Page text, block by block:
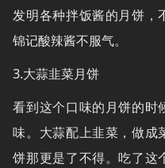
发明各种拌饭酱的月饼，
锦记酸辣酱不服气。
3.大蒜韭菜月饼
看到这个口味的月饼的时
味。大蒜配上韭菜，做成
饼那更是了不得。吃了这